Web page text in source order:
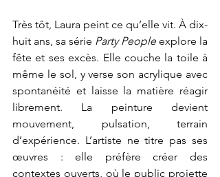
Très tôt, Laura peint ce qu’elle vit. À dix-
huit ans, sa série Party People explore la
fête et ses excès. Elle couche la toile à
même le sol, y verse son acrylique avec
spontanéité et laisse la matière réagir
librement. La peinture devient
mouvement, pulsation, terrain
d’expérience. L’artiste ne titre pas ses
œuvres : elle préfère créer des
contextes ouverts, où le public projette